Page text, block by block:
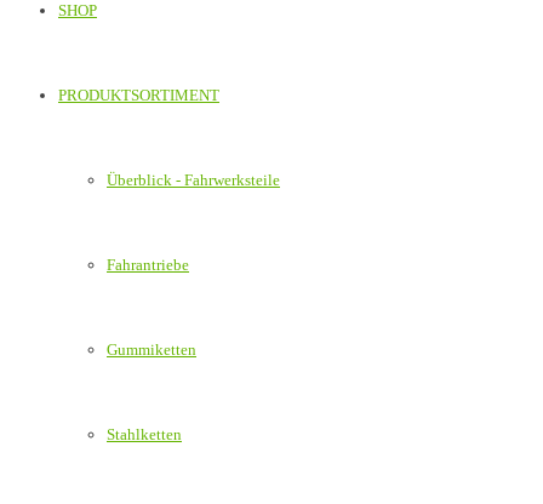
SHOP
PRODUKTSORTIMENT
Überblick - Fahrwerksteile
Fahrantriebe
Gummiketten
Stahlketten